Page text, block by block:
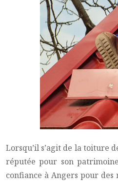
Lorsqu’il s’agit de la toiture
réputée pour son
confiance à Angers pour